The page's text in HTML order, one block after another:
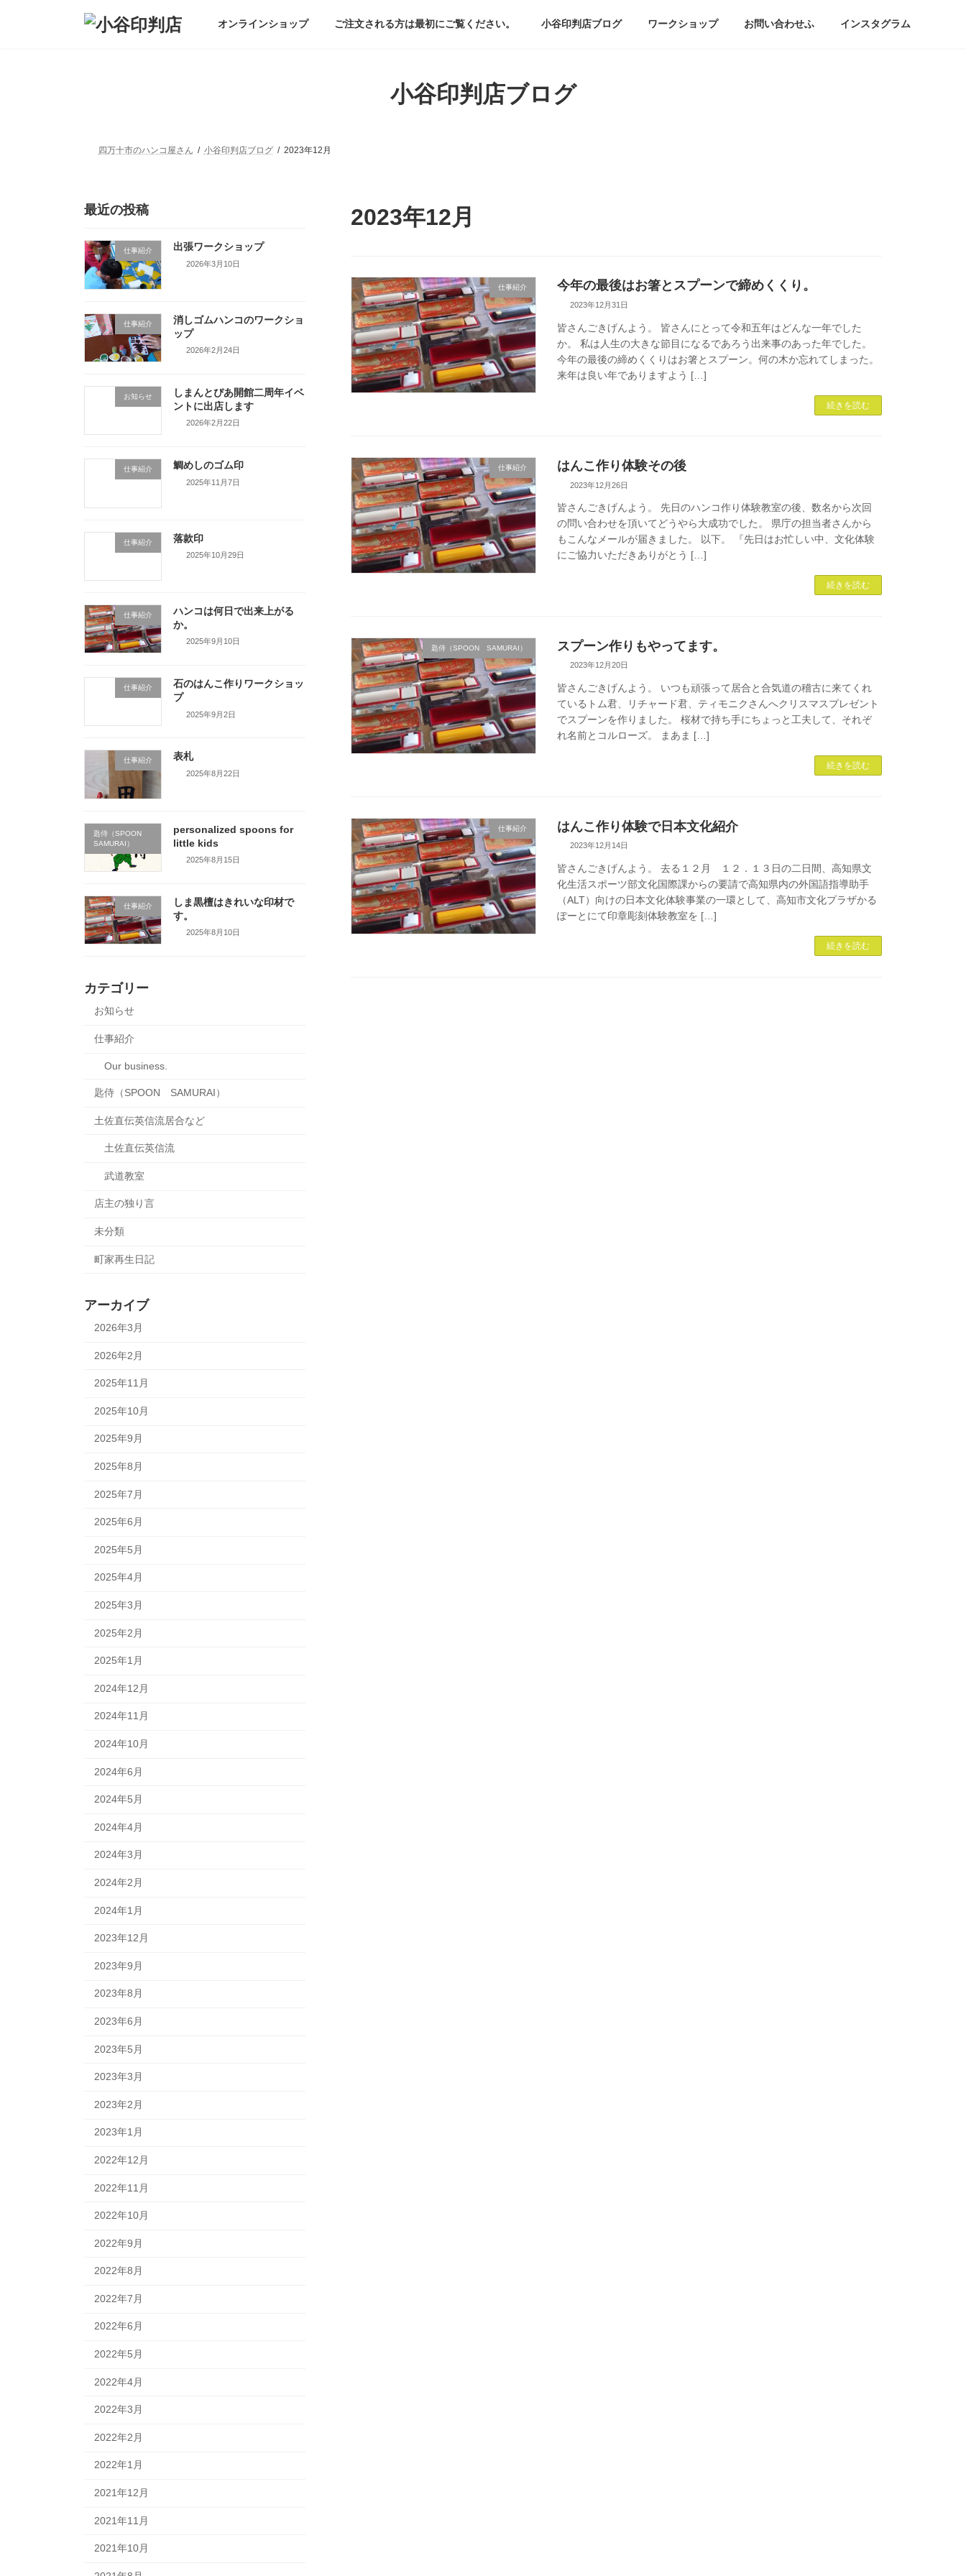
オンラインショップ ご注文される方は最初にご覧ください。 小谷印判店ブログ ワークショップ お問い合わせふ インスタグラム
小谷印判店ブログ
四万十市のハンコ屋さん 小谷印判店ブログ 2023年12月
2023年12月
仕事紹介 今年の最後はお箸とスプーンで締めくくり。
2023年12月31日
皆さんごきげんよう。 皆さんにとって令和五年はどんな一年でした
か。 私は人生の大きな節目になるであろう出来事のあった年でした。
今年の最後の締めくくりはお箸とスプーン。何の木か忘れてしまった。
来年は良い年でありますよう […]
続きを読む
仕事紹介 はんこ作り体験その後
2023年12月26日
皆さんごきげんよう。 先日のハンコ作り体験教室の後、数名から次回
の問い合わせを頂いてどうやら大成功でした。 県庁の担当者さんから
もこんなメールが届きました。 以下。 『先日はお忙しい中、文化体験
にご協力いただきありがとう […]
続きを読む
匙侍（SPOON SAMURAI） スプーン作りもやってます。
2023年12月20日
皆さんごきげんよう。 いつも頑張って居合と合気道の稽古に来てくれ
ているトム君、リチャード君、ティモニクさんへクリスマスプレゼント
でスプーンを作りました。 桜材で持ち手にちょっと工夫して、それぞ
れ名前とコルローズ。 まあま […]
続きを読む
仕事紹介 はんこ作り体験で日本文化紹介
2023年12月14日
皆さんごきげんよう。 去る１２月 １２．１３日の二日間、高知県文
化生活スポーツ部文化国際課からの要請で高知県内の外国語指導助手
（ALT）向けの日本文化体験事業の一環として、高知市文化プラザかる
ぽーとにて印章彫刻体験教室を […]
続きを読む
最近の投稿
仕事紹介 出張ワークショップ
2026年3月10日
仕事紹介
消しゴムハンコのワークショ
ップ
2026年2月24日
お知らせ
しまんとぴあ開館二周年イベ
ントに出店します
2026年2月22日
仕事紹介 鯛めしのゴム印
2025年11月7日
仕事紹介 落款印
2025年10月29日
仕事紹介
ハンコは何日で出来上がる
か。
2025年9月10日
仕事紹介
石のはんこ作りワークショッ
プ
2025年9月2日
仕事紹介 表札
2025年8月22日
匙侍（SPOON
SAMURAI）
personalized spoons for
little kids
2025年8月15日
仕事紹介
しま黒檀はきれいな印材で
す。
2025年8月10日
カテゴリー
お知らせ
仕事紹介
Our business.
匙侍（SPOON SAMURAI）
土佐直伝英信流居合など
土佐直伝英信流
武道教室
店主の独り言
未分類
町家再生日記
アーカイブ
2026年3月
2026年2月
2025年11月
2025年10月
2025年9月
2025年8月
2025年7月
2025年6月
2025年5月
2025年4月
2025年3月
2025年2月
2025年1月
2024年12月
2024年11月
2024年10月
2024年6月
2024年5月
2024年4月
2024年3月
2024年2月
2024年1月
2023年12月
2023年9月
2023年8月
2023年6月
2023年5月
2023年3月
2023年2月
2023年1月
2022年12月
2022年11月
2022年10月
2022年9月
2022年8月
2022年7月
2022年6月
2022年5月
2022年4月
2022年3月
2022年2月
2022年1月
2021年12月
2021年11月
2021年10月